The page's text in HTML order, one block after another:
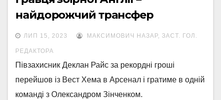
найдорожчий трансфер
британського футболу
ЛИП 15, 2023 МАКСИМОВИЧ НАЗАР, ЗАСТ. ГОЛ.
РЕДАКТОРА
Півзахисник Деклан Райс за рекордні гроші
перейшов із Вест Хема в Арсенал і гратиме в одній
команді з Олександром Зінченком.